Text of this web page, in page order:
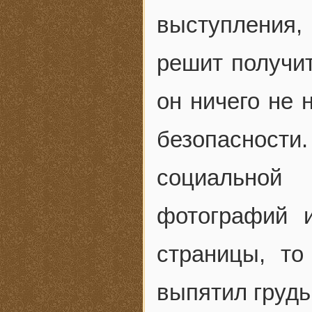
решит
он ничего не
фотографий
страницы,
выпятил